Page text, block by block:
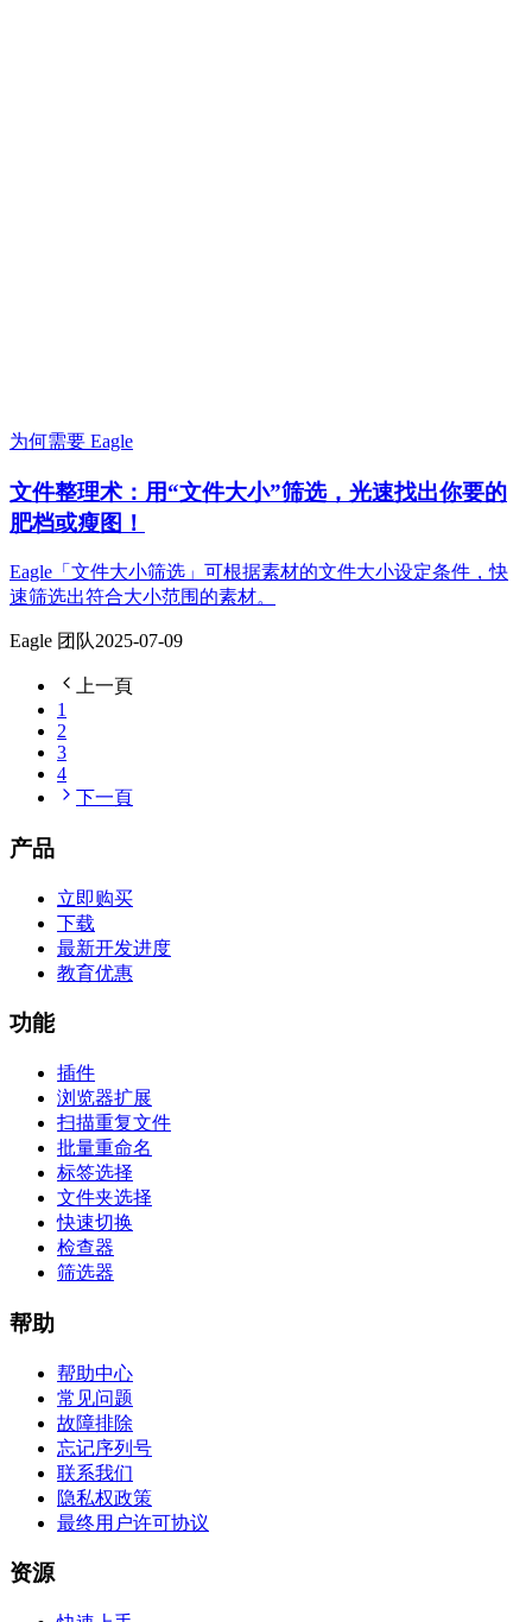
为何需要 Eagle
文件整理术：用“文件大小”筛选，光速找出你要的
肥档或瘦图！
Eagle「文件大小筛选」可根据素材的文件大小设定条件，快
速筛选出符合大小范围的素材。
Eagle 团队2025-07-09
上一頁
1
2
3
4
下一頁
产品
立即购买
下载
最新开发进度
教育优惠
功能
插件
浏览器扩展
扫描重复文件
批量重命名
标签选择
文件夹选择
快速切换
检查器
筛选器
帮助
帮助中心
常见问题
故障排除
忘记序列号
联系我们
隐私权政策
最终用户许可协议
资源